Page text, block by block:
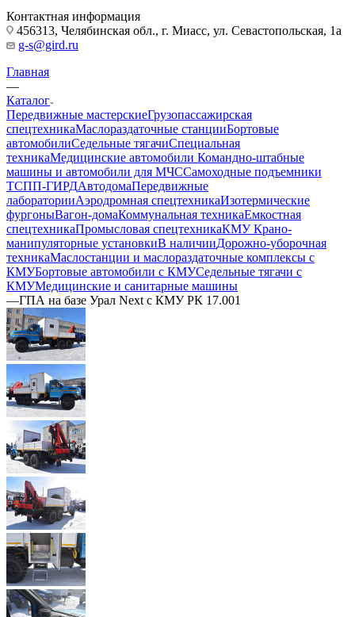
Контактная информация
456313, Челябинская обл., г. Миасс, ул. Севастопольская, 1а
g-s@gird.ru
Главная
—
Каталог
Передвижные мастерскиеГрузопассажирская
спецтехникаМаслораздаточные станцииБортовые
автомобилиСедельные тягачиСпециальная
техникаМедицинские автомобили Командно-штабные
машины и автомобили для МЧССамоходные подъемники
ТСПП-ГИРДАвтодомаПередвижные
лабораторииАэродромная спецтехникаИзотермические
фургоныВагон-домаКоммунальная техникаЕмкостная
спецтехникаПромысловая спецтехникаКМУ Крано-
манипуляторные установкиВ наличииДорожно-уборочная
техникаМаслостанции и маслораздаточные комплексы с
КМУБортовые автомобили с КМУСедельные тягачи с
КМУМедицинские и санитарные машины
—ГПА на базе Урал Next с КМУ РК 17.001